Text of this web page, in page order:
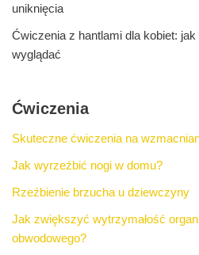
uniknięcia
Ćwiczenia z hantlami dla kobiet:
wyglądać
Ćwiczenia
Skuteczne ćwiczenia na
Jak wyrzeźbić nogi w domu?
Rzeźbienie brzucha u dziewczyny
Jak zwiększyć wytrzymałość
obwodowego?